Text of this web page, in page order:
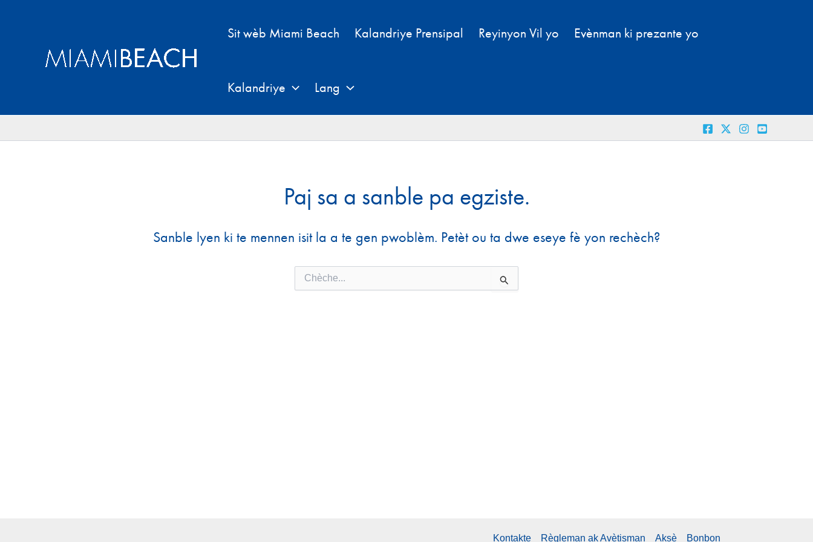
Sit wèb Miami Beach Kalandriye Prensipal Reyinyon Vil yo Evènman ki prezante yo
Kalandriye Lang
Paj sa a sanble pa egziste.
Sanble lyen ki te mennen isit la a te gen pwoblèm. Petèt ou ta dwe eseye fè yon rechèch?
Chèche
pou:
Kontakte Règleman ak Avètisman Aksè Bonbon